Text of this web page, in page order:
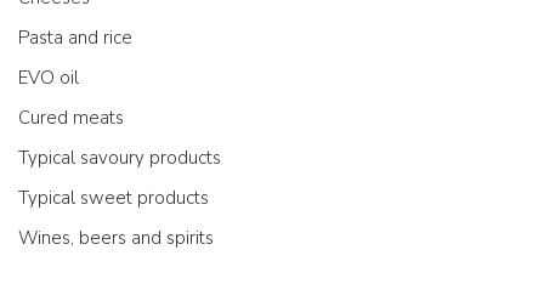
Pasta and rice
EVO oil
Cured meats
Typical savoury products
Typical sweet products
Wines, beers and spirits